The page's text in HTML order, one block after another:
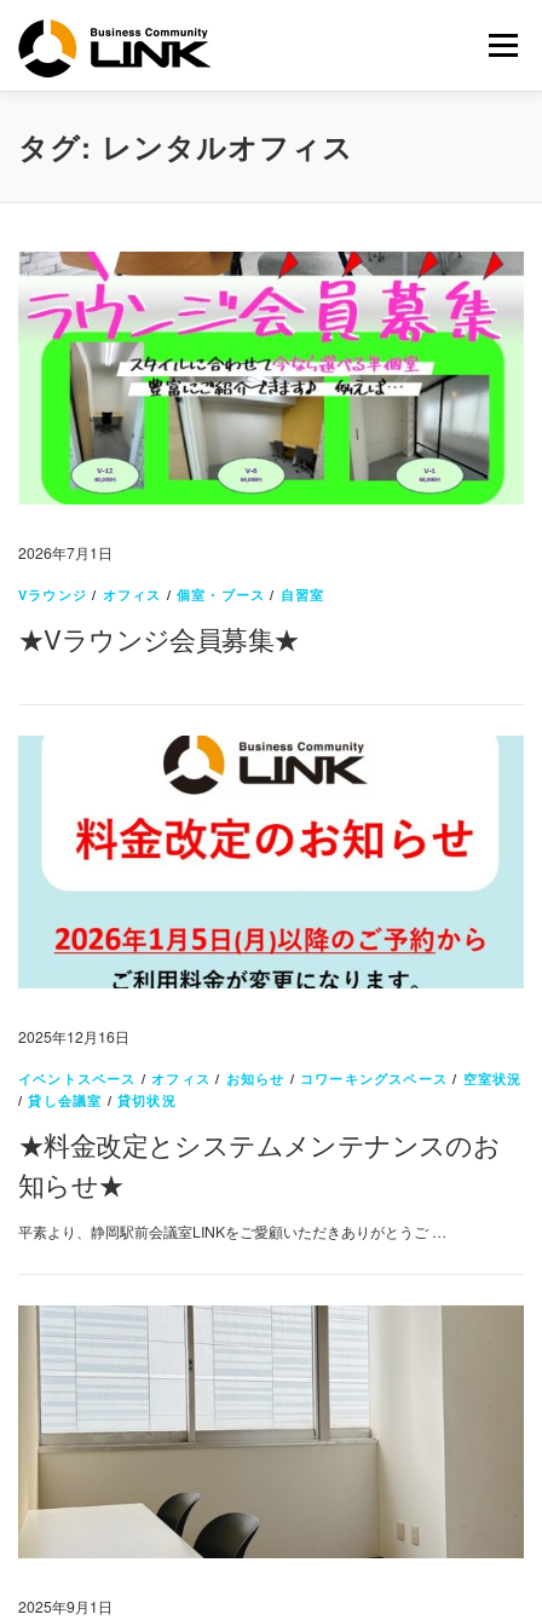
メニュー
タグ: レンタルオフィス
2026年7月1日
Vラウンジ / オフィス /個室・ブース / 自習室
★Vラウンジ会員募集★
2025年12月16日
イベントスペース / オフィス / お知らせ / コワーキングスペース / 空室状況
/貸し会議室 /貸切状況
★料金改定とシステムメンテナンスのお
知らせ★
平素より、静岡駅前会議室LINKをご愛顧いただきありがとうご …
2025年9月1日